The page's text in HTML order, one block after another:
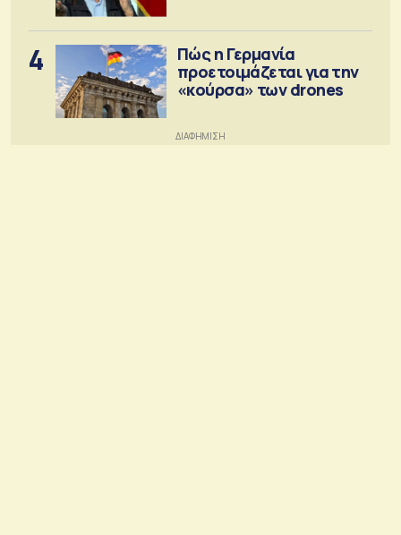
4
Πώς η Γερμανία
προετοιμάζεται για την
«κούρσα» των drones